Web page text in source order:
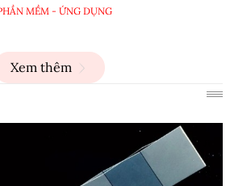
MỀM - ỨNG DỤNG
Xem thêm